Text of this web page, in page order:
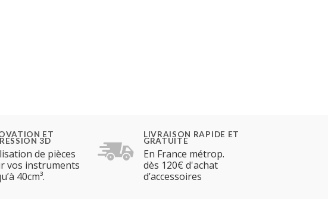
ET
3D
de pièces
vos instruments
40cm³.
LIVRAISON RAPIDE ET
GRATUITE
En France métrop.
dès 120€ d'achat
d’accessoires